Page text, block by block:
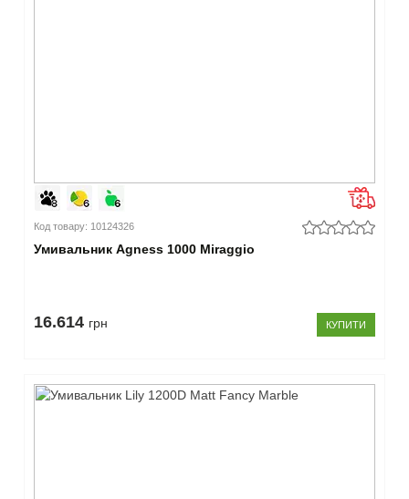
Код товару: 10124326
Умивальник Agness 1000 Miraggio
16.614 грн КУПИТИ